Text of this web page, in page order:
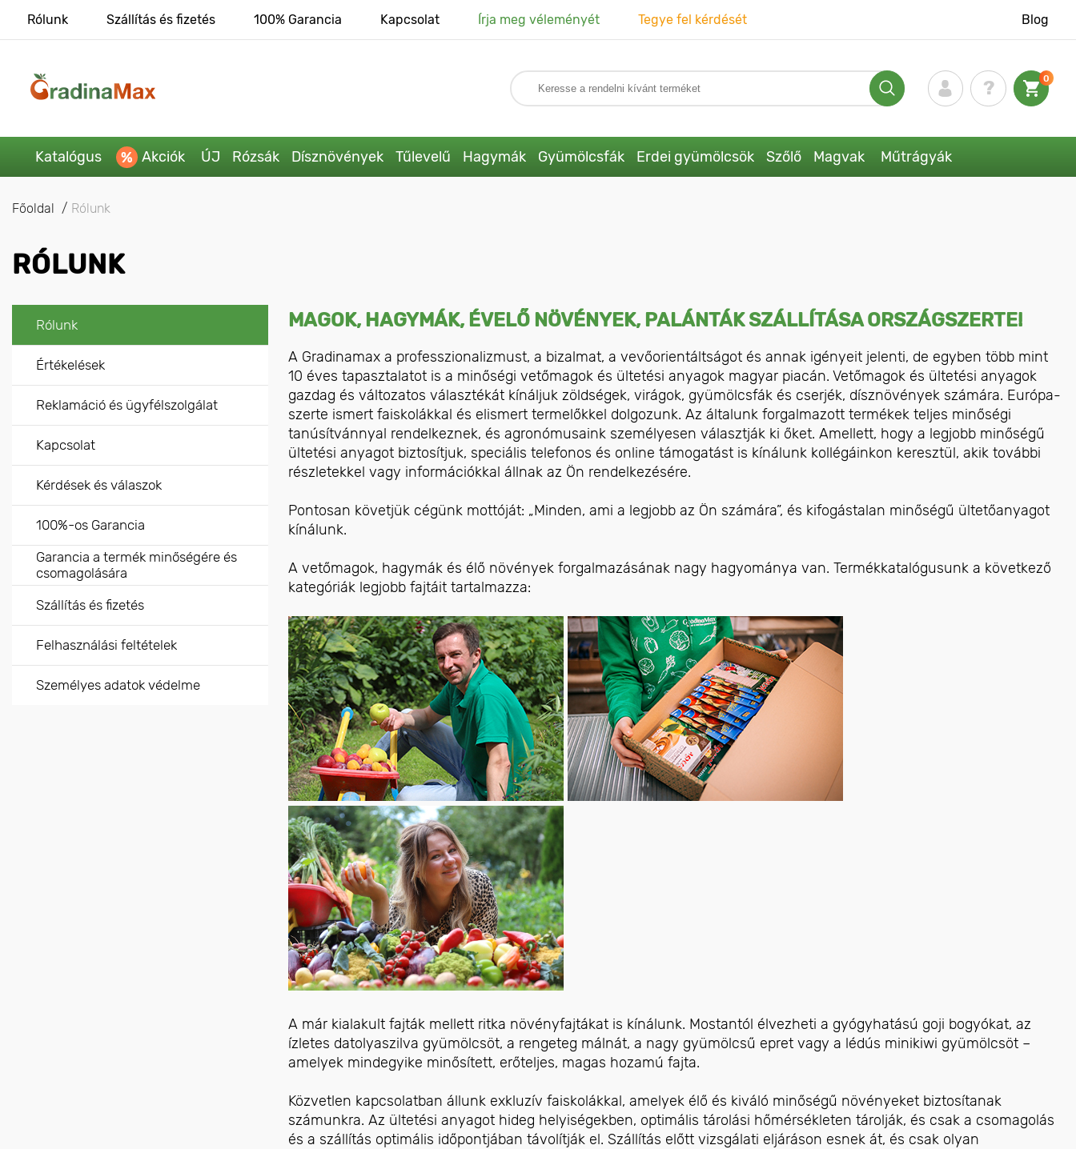
Rólunk Szállítás és fizetés 100% Garancia Kapcsolat Írja meg véleményét Tegye fel kérdését Blog
0
Katalógus Akciók ÚJ Rózsák Dísznövények Tűlevelű Hagymák Gyümölcsfák Erdei gyümölcsök Szőlő Magvak Műtrágyák
Főoldal Rólunk
RÓLUNK
Rólunk
Értékelések
Reklamáció és ügyfélszolgálat
Kapcsolat
Kérdések és válaszok
100%-os Garancia
Garancia a termék minőségére és
csomagolására
Szállítás és fizetés
Felhasználási feltételek
Személyes adatok védelme
MAGOK, HAGYMÁK, ÉVELŐ NÖVÉNYEK, PALÁNTÁK SZÁLLÍTÁSA ORSZÁGSZERTE!
A Gradinamax a professzionalizmust, a bizalmat, a vevőorientáltságot és annak igényeit jelenti, de egyben több mint
10 éves tapasztalatot is a minőségi vetőmagok és ültetési anyagok magyar piacán. Vetőmagok és ültetési anyagok
gazdag és változatos választékát kínáljuk zöldségek, virágok, gyümölcsfák és cserjék, dísznövények számára. Európa-
szerte ismert faiskolákkal és elismert termelőkkel dolgozunk. Az általunk forgalmazott termékek teljes minőségi
tanúsítvánnyal rendelkeznek, és agronómusaink személyesen választják ki őket. Amellett, hogy a legjobb minőségű
ültetési anyagot biztosítjuk, speciális telefonos és online támogatást is kínálunk kollégáinkon keresztül, akik további
részletekkel vagy információkkal állnak az Ön rendelkezésére.
Pontosan követjük cégünk mottóját: „Minden, ami a legjobb az Ön számára”, és kifogástalan minőségű ültetőanyagot
kínálunk.
A vetőmagok, hagymák és élő növények forgalmazásának nagy hagyománya van. Termékkatalógusunk a következő
kategóriák legjobb fajtáit tartalmazza:
A már kialakult fajták mellett ritka növényfajtákat is kínálunk. Mostantól élvezheti a gyógyhatású goji bogyókat, az
ízletes datolyaszilva gyümölcsöt, a rengeteg málnát, a nagy gyümölcsű epret vagy a lédús minikiwi gyümölcsöt –
amelyek mindegyike minősített, erőteljes, magas hozamú fajta.
Közvetlen kapcsolatban állunk exkluzív faiskolákkal, amelyek élő és kiváló minőségű növényeket biztosítanak
számunkra. Az ültetési anyagot hideg helyiségekben, optimális tárolási hőmérsékleten tárolják, és csak a csomagolás
és a szállítás optimális időpontjában távolítják el. Szállítás előtt vizsgálati eljáráson esnek át, és csak olyan